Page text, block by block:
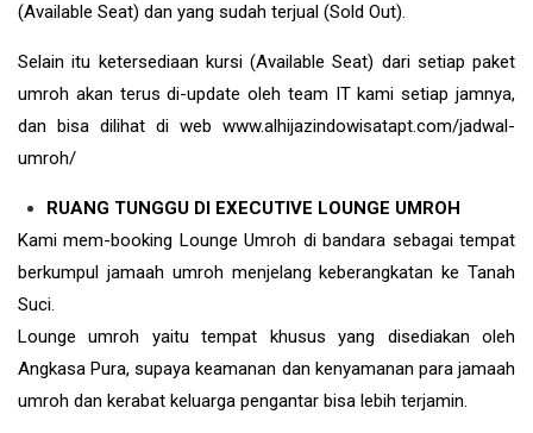
(Available Seat) dan yang sudah terjual (Sold Out).
Selain itu ketersediaan kursi (Available Seat) dari setiap paket
umroh akan terus di-update oleh team IT kami setiap jamnya,
dan bisa dilihat di web www.alhijazindowisatapt.com/jadwal-
umroh/
RUANG TUNGGU DI EXECUTIVE LOUNGE UMROH
Kami mem-booking Lounge Umroh di bandara sebagai tempat
berkumpul jamaah umroh menjelang keberangkatan ke Tanah
Suci.
Lounge umroh yaitu tempat khusus yang disediakan oleh
Angkasa Pura, supaya keamanan dan kenyamanan para jamaah
umroh dan kerabat keluarga pengantar bisa lebih terjamin.